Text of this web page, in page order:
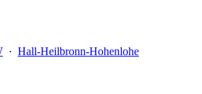
· Hall-Heilbronn-Hohenlohe